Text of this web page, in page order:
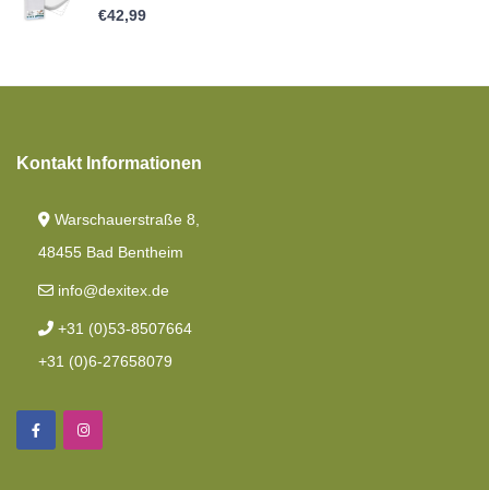
€42,99
Kontakt Informationen
Warschauerstraße 8,
48455 Bad Bentheim
info@dexitex.de
+31 (0)53-8507664
+31 (0)6-27658079